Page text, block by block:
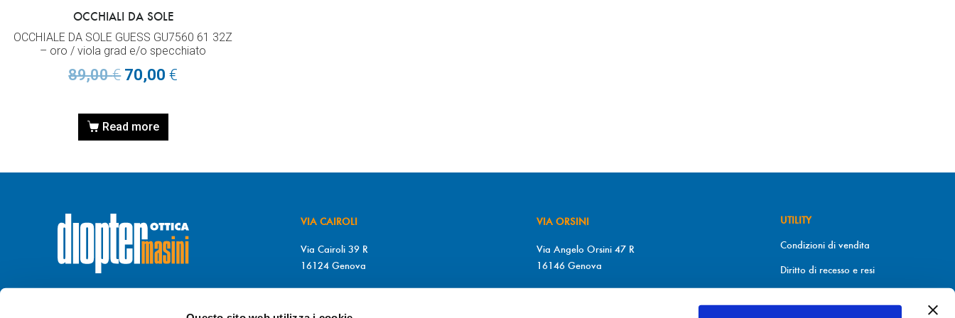
OCCHIALI DA SOLE
OCCHIALE DA SOLE GUESS GU7560 61 32Z
– oro / viola grad e/o specchiato
89,00€ 70,00€
Read more
VIA CAIROLI
Via Cairoli 39 R
16124 Genova
VIA ORSINI
Via Angelo Orsini 47 R
16146 Genova
UTILITY
Condizioni di vendita
Diritto di recesso e resi